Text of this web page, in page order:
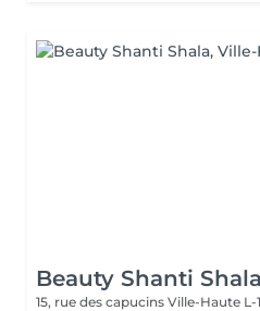
Beauty Shanti Shala
15, rue des capucins Ville-Haute L-